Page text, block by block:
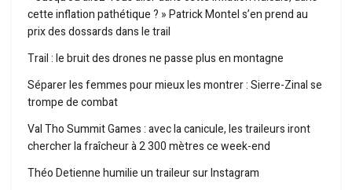
cette inflation pathétique ? » Patrick Montel s’en prend au
prix des dossards dans le trail
Trail : le bruit des drones ne passe plus en montagne
Séparer les femmes pour mieux les montrer : Sierre-Zinal se
trompe de combat
Val Tho Summit Games : avec la canicule, les traileurs iront
chercher la fraîcheur à 2 300 mètres ce week-end
Théo Detienne humilie un traileur sur Instagram